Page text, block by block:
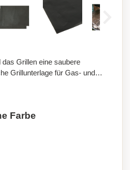
Grillen eine saubere
Grillunterlage für Gas- und
als Backpapier oder
Teflonbeschichtung.
Farbe